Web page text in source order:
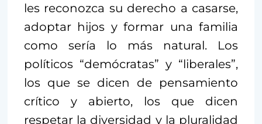
les reconozca su derecho a casarse,
adoptar hijos y formar una familia
como sería lo más natural. Los
políticos “demócratas” y “liberales”,
los que se dicen de pensamiento
crítico y abierto, los que dicen
respetar la diversidad y la pluralidad